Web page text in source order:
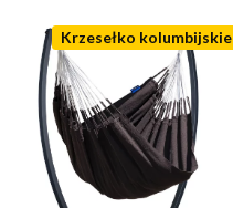
Krzesełko kolumbijskie